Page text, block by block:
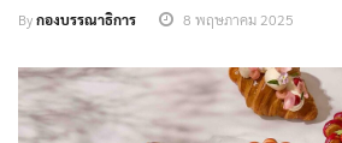
Byกองบรรณาธิการ 8 พฤษภาคม 2025